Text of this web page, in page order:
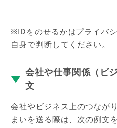
※IDをのせるかはプライバ
自身で判断してください。
会社や仕事関係（ビ
文
会社やビジネス上のつなが
まいを送る際は、次の例文